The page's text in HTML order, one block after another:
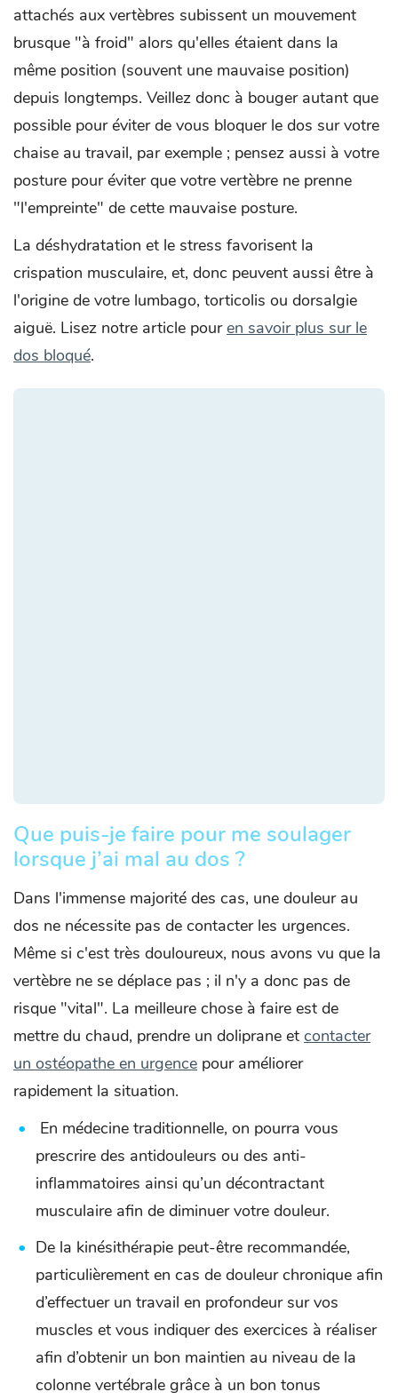
attachés aux vertèbres subissent un mouvement
brusque "à froid" alors qu'elles étaient dans la
même position (souvent une mauvaise position)
depuis longtemps. Veillez donc à bouger autant que
possible pour éviter de vous bloquer le dos sur votre
chaise au travail, par exemple ; pensez aussi à votre
posture pour éviter que votre vertèbre ne prenne
"l'empreinte" de cette mauvaise posture.
La déshydratation et le stress favorisent la
crispation musculaire, et, donc peuvent aussi être à
l'origine de votre lumbago, torticolis ou dorsalgie
aiguë. Lisez notre article pouren savoir plus sur le
dos bloqué.
Que puis-je faire pour me soulager
lorsque j’ai mal au dos ?
Dans l'immense majorité des cas, une douleur au
dos ne nécessite pas de contacter les urgences.
Même si c'est très douloureux, nous avons vu que la
vertèbre ne se déplace pas ; il n'y a donc pas de
risque "vital". La meilleure chose à faire est de
mettre du chaud, prendre un doliprane et contacter
un ostéopathe en urgence pour améliorer
rapidement la situation.
En médecine traditionnelle, on pourra vous
prescrire des antidouleurs ou des anti-
inflammatoires ainsi qu’un décontractant
musculaire afin de diminuer votre douleur.
De la kinésithérapie peut-être recommandée,
particulièrement en cas de douleur chronique afin
d’effectuer un travail en profondeur sur vos
muscles et vous indiquer des exercices à réaliser
afin d’obtenir un bon maintien au niveau de la
colonne vertébrale grâce à un bon tonus